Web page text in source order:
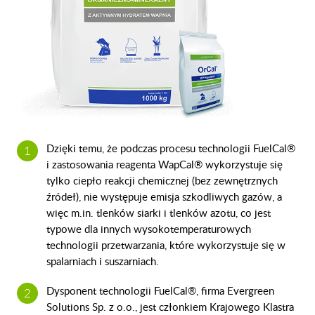
Dzięki temu, że podczas procesu technologii FuelCal®
i zastosowania reagenta WapCal® wykorzystuje się
tylko ciepło reakcji chemicznej (bez zewnętrznych
źródeł), nie występuje emisja szkodliwych gazów, a
więc m.in. tlenków siarki i tlenków azotu, co jest
typowe dla innych wysokotemperaturowych
technologii przetwarzania, które wykorzystuje się w
spalarniach i suszarniach.
Dysponent technologii FuelCal®, firma Evergreen
Solutions Sp. z o.o., jest członkiem Krajowego Klastra